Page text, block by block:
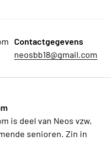
Contactgegevens
neosbb18@gmail.com
is deel van Neos vzw,
senioren. Zin in